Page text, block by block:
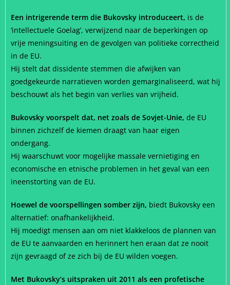
Een intrigerende term die Bukovsky introduceert, is de
‘intellectuele Goelag’, verwijzend naar de beperkingen op
vrije meningsuiting en de gevolgen van politieke correctheid
in de EU.
Hij stelt dat dissidente stemmen die afwijken van
goedgekeurde narratieven worden gemarginaliseerd, wat hij
beschouwt als het begin van verlies van vrijheid.
Bukovsky voorspelt dat, net zoals de Sovjet-Unie, de EU
binnen zichzelf de kiemen draagt van haar eigen
ondergang.
Hij waarschuwt voor mogelijke massale vernietiging en
economische en etnische problemen in het geval van een
ineenstorting van de EU.
Hoewel de voorspellingen somber zijn, biedt Bukovsky een
alternatief: onafhankelijkheid.
Hij moedigt mensen aan om niet klakkeloos de plannen van
de EU te aanvaarden en herinnert hen eraan dat ze nooit
zijn gevraagd of ze zich bij de EU wilden voegen.
Met Bukovsky’s uitspraken uit 2011 als een profetische